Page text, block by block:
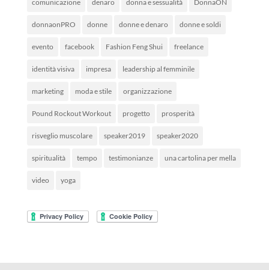
comunicazione denaro donna e sessualità DonnaON
donnaonPRO donne donne e denaro donne e soldi
evento facebook Fashion Feng Shui freelance
identità visiva impresa leadership al femminile
marketing moda e stile organizzazione
Pound Rockout Workout progetto prosperità
risveglio muscolare speaker2019 speaker2020
spiritualità tempo testimonianze una cartolina per mella
video yoga